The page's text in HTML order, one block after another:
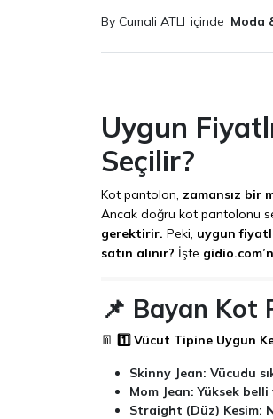
By Cumali ATLI içinde Moda
Uygun
Seçilir?
Kot pantolon, zamansız bir
Ancak doğru kot pantolonu
gerektirir. Peki, uygun
satın alınır? İşte
📌 Bayan Kot
👖 1️⃣ Vücut Tipine Uygun
Skinny Jean: Vücudu
Mom Jean: Yüksek
Straight (Düz) Kesim: